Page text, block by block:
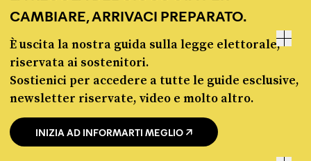
CAMBIARE, ARRIVACI PREPARATO.
È uscita la nostra guida sulla legge elettorale,
riservata ai sostenitori.
Sostienici per accedere a tutte le guide esclusive,
newsletter riservate, video e molto altro.
INIZIA AD INFORMARTI MEGLIO
FORZA ITALIA
La scelta del governo di Madrid di dare la cittadinanza
spagnola (...) ad oltre 500 mila immigrati irregolari è
profondamente sbagliata e incentiva il traffico di esseri umani
FONTE
X
DATA